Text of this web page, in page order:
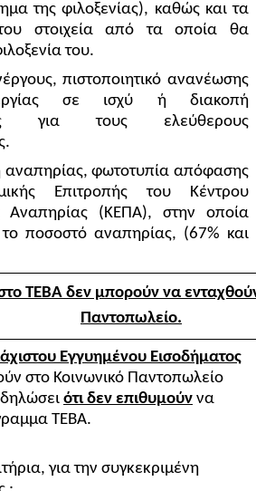
της φιλοξενίας), καθώς και τα
στοιχεία από τα οποία θα
του.
πιστοποιητικό ανανέωσης
σε ισχύ ή διακοπή
για τους ελεύθερους
αναπηρίας, φωτοτυπία απόφασης
Επιτροπής του Κέντρου
Αναπηρίας (ΚΕΠΑ), στην οποία
ποσοστό αναπηρίας, (67% και
στο ΤΕΒΑ δεν μπορούν να
Παντοπωλείο.
Εγγυημένου Εισοδήματος
στο Κοινωνικό Παντοπωλείο
ότι δεν επιθυμούν να
ΤΕΒΑ.
για την συγκεκριμένη